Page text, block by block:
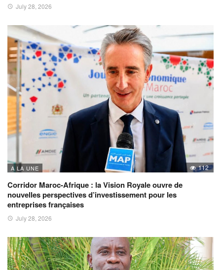
July 28, 2026
A LA UNE 112
Corridor Maroc-Afrique : la Vision Royale ouvre de
nouvelles perspectives d’investissement pour les
entreprises françaises
July 28, 2026